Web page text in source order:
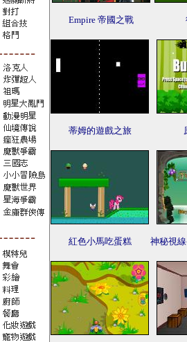
Empire 帝國之戰
蒂姆的遊戲之旅
紅色小馬吃蛋糕 神秘視